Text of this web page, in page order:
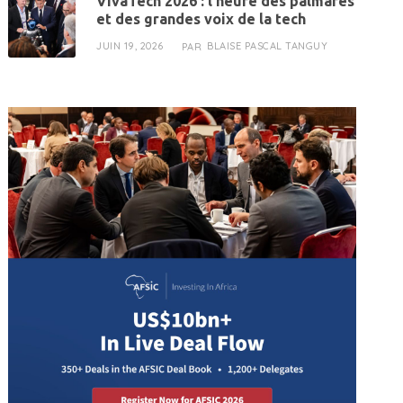
et des grandes voix de la tech
JUIN 19, 2026 PAR BLAISE PASCAL TANGUY